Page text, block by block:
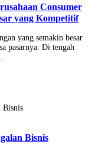
Consumer
yang Kompetitif
yang semakin besar
pasarnya. Di tengah
Bisnis